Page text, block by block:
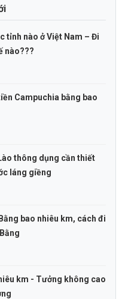
tỉnh nào ở Việt Nam – Đi
nào???
Campuchia bằng bao
thông dụng cần thiết
láng giềng
bao nhiêu km, cách đi
km - Tưởng không cao